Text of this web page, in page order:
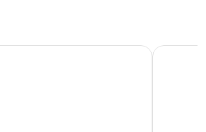
d'une demi-journée de Service